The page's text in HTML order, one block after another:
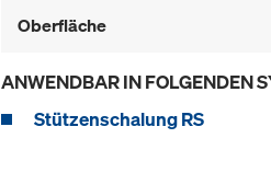
Oberfläche
ANWENDBAR IN FOLGENDEN
Stützenschalung RS